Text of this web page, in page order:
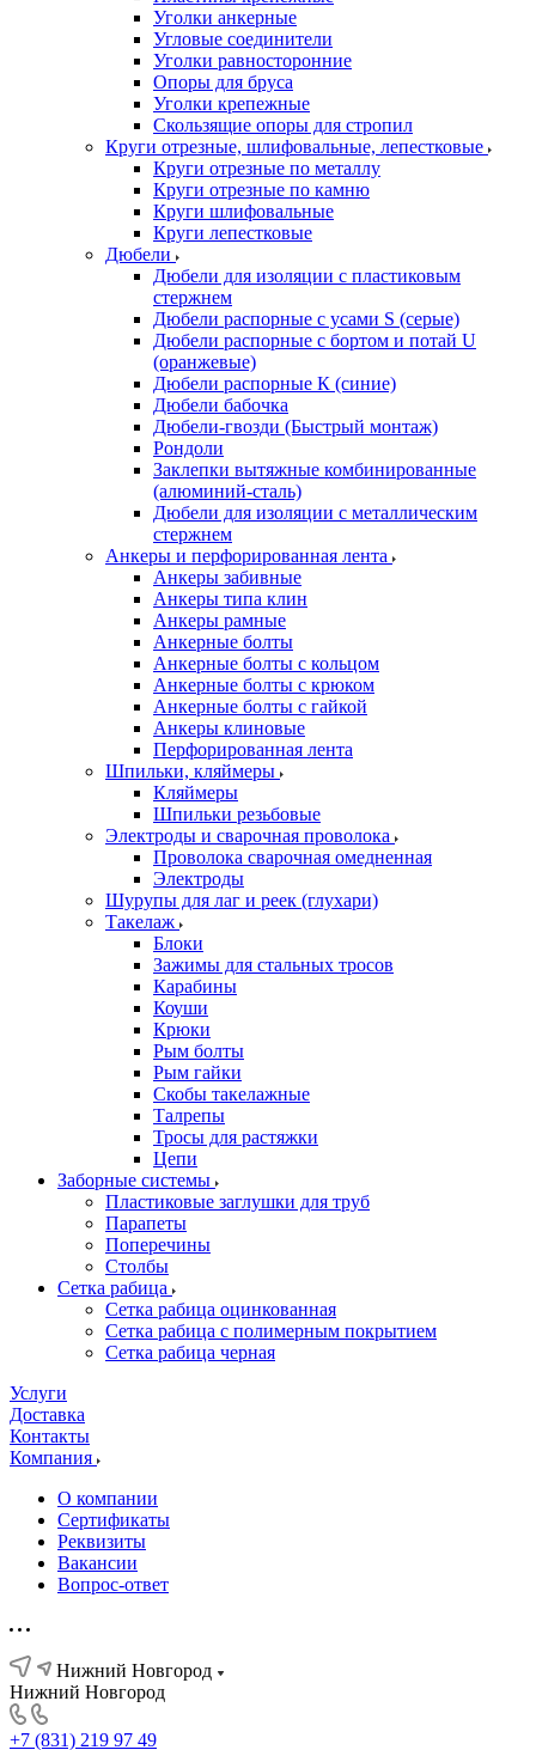
Уголки анкерные
Угловые соединители
Уголки равносторонние
Опоры для бруса
Уголки крепежные
Скользящие опоры для стропил
Круги отрезные, шлифовальные, лепестковые
Круги отрезные по металлу
Круги отрезные по камню
Круги шлифовальные
Круги лепестковые
Дюбели
Дюбели для изоляции с пластиковым
стержнем
Дюбели распорные с усами S (серые)
Дюбели распорные c бортом и потай U
(оранжевые)
Дюбели распорные К (синие)
Дюбели бабочка
Дюбели-гвозди (Быстрый монтаж)
Рондоли
Заклепки вытяжные комбинированные
(алюминий-сталь)
Дюбели для изоляции с металлическим
стержнем
Анкеры и перфорированная лента
Анкеры забивные
Анкеры типа клин
Анкеры рамные
Анкерные болты
Анкерные болты с кольцом
Анкерные болты с крюком
Анкерные болты с гайкой
Анкеры клиновые
Перфорированная лента
Шпильки, кляймеры
Кляймеры
Шпильки резьбовые
Электроды и сварочная проволока
Проволока сварочная омедненная
Электроды
Шурупы для лаг и реек (глухари)
Такелаж
Блоки
Зажимы для стальных тросов
Карабины
Коуши
Крюки
Рым болты
Рым гайки
Скобы такелажные
Талрепы
Тросы для растяжки
Цепи
Заборные системы
Пластиковые заглушки для труб
Парапеты
Поперечины
Столбы
Сетка рабица
Сетка рабица оцинкованная
Сетка рабица с полимерным покрытием
Сетка рабица черная
Услуги
Доставка
Контакты
Компания
О компании
Сертификаты
Реквизиты
Вакансии
Вопрос-ответ
Нижний Новгород
Нижний Новгород
+7 (831) 219 97 49